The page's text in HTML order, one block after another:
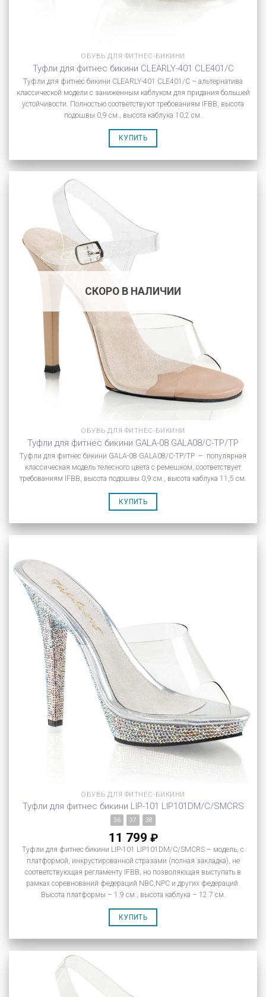
ОБУВЬ ДЛЯ ФИТНЕС-БИКИНИ
Туфли для фитнес бикини CLEARLY-401 CLE401/C
Туфли для фитнес бикини CLEARLY-401 CLE401/C – альтернатива
классической модели с заниженным каблуком для придания большей
устойчивости. Полностью соответствуют требованиям IFBB, высота
подошвы 0,9 см., высота каблука 10,2 см.
КУПИТЬ
СКОРО В НАЛИЧИИ
ОБУВЬ ДЛЯ ФИТНЕС-БИКИНИ
Туфли для фитнес бикини GALA-08 GALA08/C-TP/TP
Туфли для фитнес бикини GALA-08 GALA08/C-TP/TP – популярная
классическая модель телесного цвета с ремешком, соответствует
требованиям IFBB, высота подошвы 0,9 см., высота каблука 11,5 см.
КУПИТЬ
ОБУВЬ ДЛЯ ФИТНЕС-БИКИНИ
Туфли для фитнес бикини LIP-101 LIP101DM/C/SMCRS
36 37 38
11 799 ₽
Туфли для фитнес бикини LIP-101 LIP101DM/C/SMCRS – модель, с
платформой, инкрустированной стразами (полная закладка), не
соответствующая регламенту IFBB, но позволяющая выступать в
рамках соревнований федераций NBC,NPC и других федераций.
Высота платформы – 1.9 см., высота каблука – 12.7 см.
КУПИТЬ